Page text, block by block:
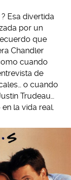
? Esa divertida
por un
que
Chandler
cuando
de
o cuando
Trudeau…
en la vida real.